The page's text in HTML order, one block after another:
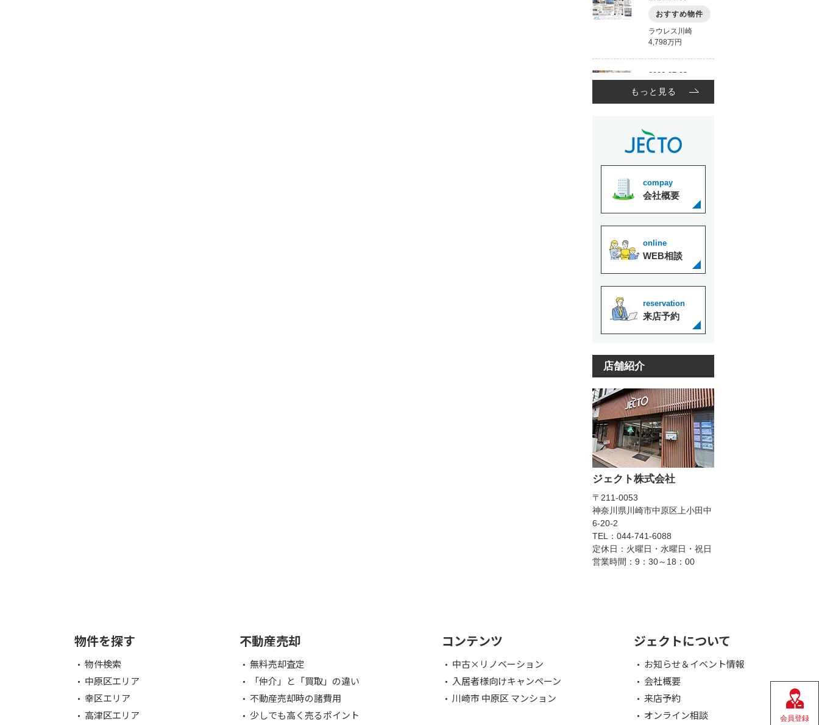
もっと見る
compay
会社概要
online
WEB相談
reservation
来店予約
店舗紹介
ジェクト株式会社
〒211-0053
神奈川県川崎市中原区上小田中
6-20-2
TEL：044-741-6088
定休日：火曜日・水曜日・祝日
営業時間：9：30～18：00
会員登録
物件を探す
物件検索
中原区エリア
幸区エリア
高津区エリア
不動産売却
無料売却査定
「仲介」と「買取」の違い
不動産売却時の諸費用
少しでも高く売るポイント
コンテンツ
中古×リノベーション
入居者様向けキャンペーン
川崎市 中原区 マンション
ジェクトについて
お知らせ＆イベント情報
会社概要
来店予約
オンライン相談